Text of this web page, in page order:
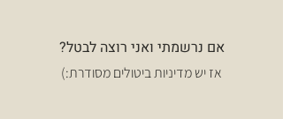
אם נרשמתי ואני רוצה לבטל?
אז יש מדיניות ביטולים מסודרת:)